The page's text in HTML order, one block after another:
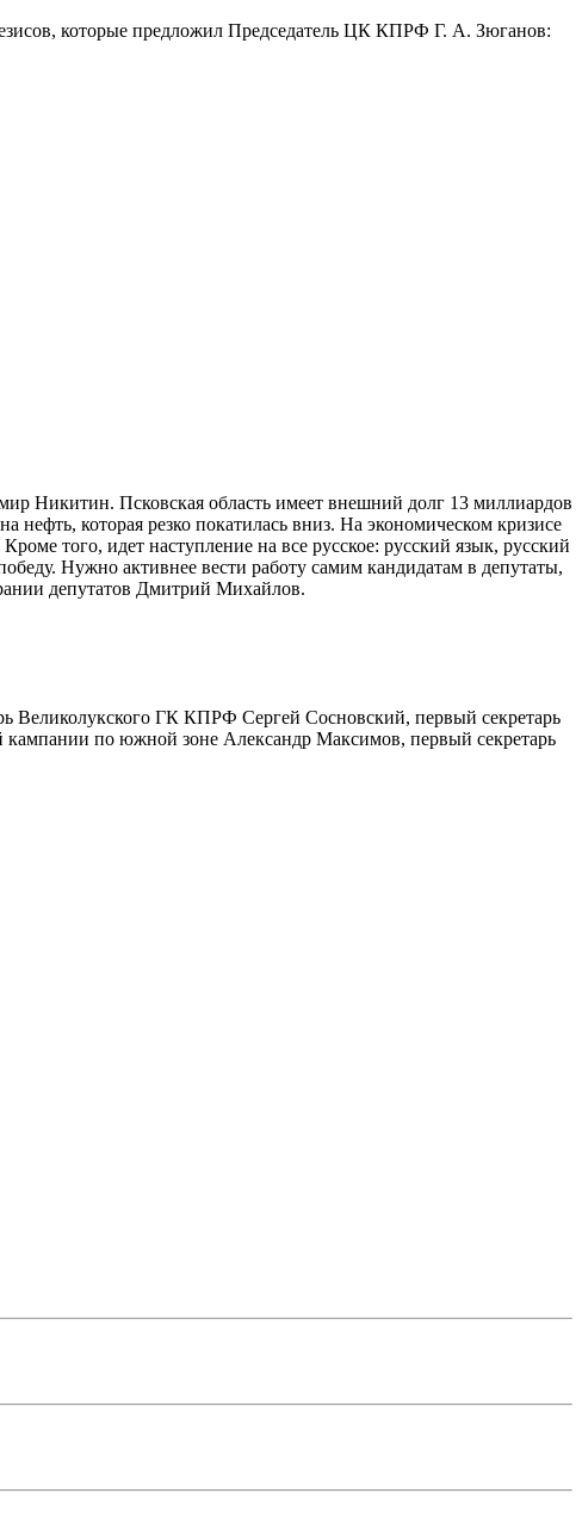
которые предложил Председатель ЦК КПРФ Г. А. Зюганов:
Никитин. Псковская область имеет внешний долг 13 миллиардов
которая резко покатилась вниз. На экономическом кризисе
того, идет наступление на все русское: русский язык, русский
Нужно активнее вести работу самим кандидатам в депутаты,
депутатов Дмитрий Михайлов.
Великолукского ГК КПРФ Сергей Сосновский, первый секретарь
по южной зоне Александр Максимов, первый секретарь